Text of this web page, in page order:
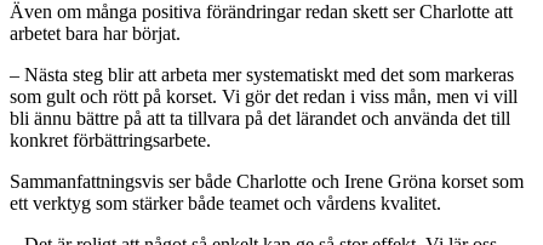
Även om många positiva förändringar redan skett ser Charlotte att
arbetet bara har börjat.
– Nästa steg blir att arbeta mer systematiskt med det som markeras
som gult och rött på korset. Vi gör det redan i viss mån, men vi vill
bli ännu bättre på att ta tillvara på det lärandet och använda det till
konkret förbättringsarbete.
Sammanfattningsvis ser både Charlotte och Irene Gröna korset som
ett verktyg som stärker både teamet och vårdens kvalitet.